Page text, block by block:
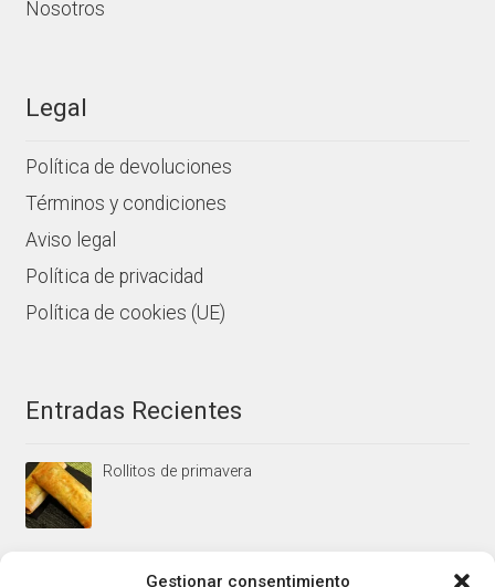
Gestionar consentimiento
Nosotros
Legal
Política de devoluciones
Términos y condiciones
Aviso legal
Política de privacidad
Política de cookies (UE)
Entradas Recientes
Rollitos de primavera